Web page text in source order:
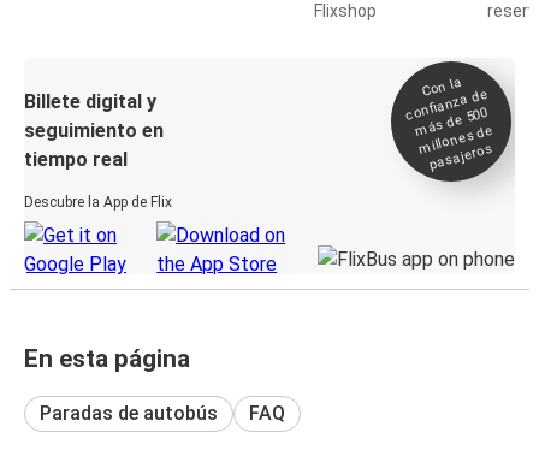
Flixshop
Billete digital y
seguimiento en
tiempo real
Descubre la App de Flix
Con la
confianza de
más de 500
millones de
pasajeros
En esta página
Paradas de autobús FAQ